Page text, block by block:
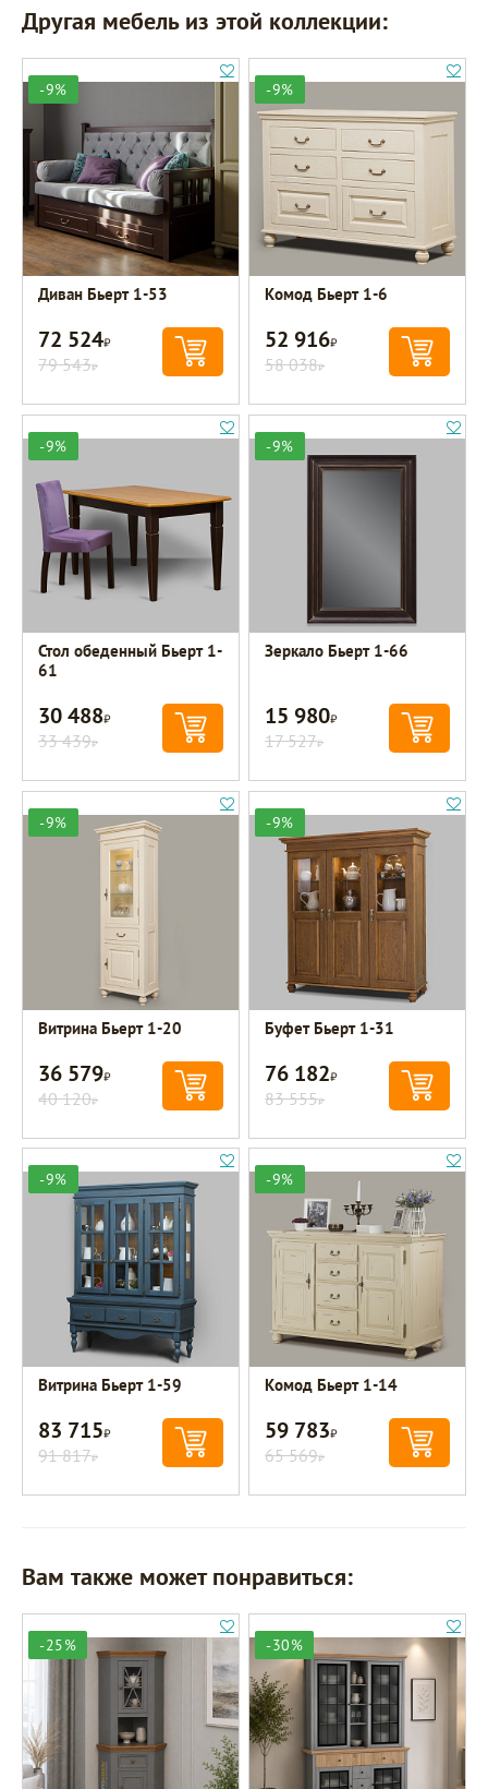
Другая мебель из этой коллекции:
-9%
Диван Бьерт 1-53
72 524Р
79 543Р
-9%
Комод Бьерт 1-6
52 916Р
58 038Р
-9%
Стол обеденный Бьерт 1-
61
30 488Р
33 439Р
-9%
Зеркало Бьерт 1-66
15 980Р
17 527Р
-9%
Витрина Бьерт 1-20
36 579Р
40 120Р
-9%
Буфет Бьерт 1-31
76 182Р
83 555Р
-9%
Витрина Бьерт 1-59
83 715Р
91 817Р
-9%
Комод Бьерт 1-14
59 783Р
65 569Р
Вам также может понравиться:
-25% -30%